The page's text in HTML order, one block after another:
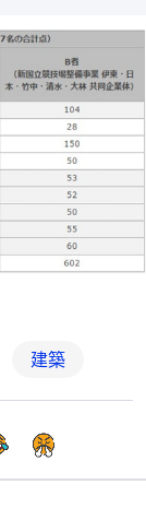
建築